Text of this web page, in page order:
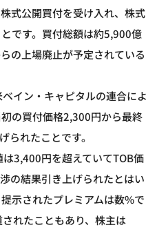
式公開買付を受け入れ、株式
です。買付総額は約5,900億
の上場廃止が予定されている
イン・キャピタルの連合によ
の買付価格2,300円から最終
られたことです。
3,400円を超えていてTOB価
の結果引き上げられたとはい
示されたプレミアムは数%で
れたこともあり、株主は